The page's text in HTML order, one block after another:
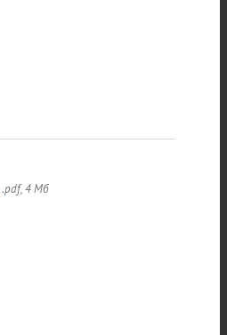
.pdf, 4 Мб